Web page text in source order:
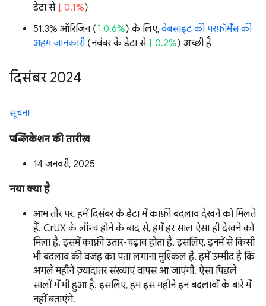
डेटा से ↓ 0.1%)
51.3% ऑरिजिन (↑ 0.6%) के लिए,वेबसाइट की परफ़ॉर्मेंस की
अहम जानकारी(नवंबर के डेटा से ↑ 0.2%) अच्छी है
दिसंबर 2024
सूचना
पब्लिकेशन की तारीख
14 जनवरी, 2025
नया क्या है
आम तौर पर, हमें दिसंबर के डेटा में काफ़ी बदलाव देखने को मिलते
हैं. CrUX के लॉन्च होने के बाद से, हमें हर साल ऐसा ही देखने को
मिला है. इसमें काफ़ी उतार-चढ़ाव होता है. इसलिए, इनमें से किसी
भी बदलाव की वजह का पता लगाना मुश्किल है. हमें उम्मीद है कि
अगले महीने ज़्यादातर संख्याएं वापस आ जाएंगी. ऐसा पिछले
सालों में भी हुआ है. इसलिए, हम इस महीने इन बदलावों के बारे में
नहीं बताएंगे.